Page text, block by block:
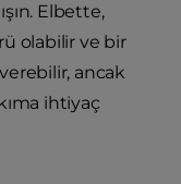
Elbette,
olabilir ve bir
ancak
ihtiyaç